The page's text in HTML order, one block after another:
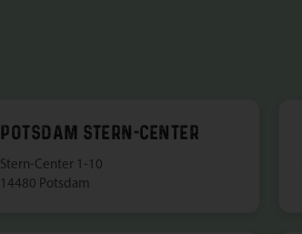
POTSDAM STERN-CENTER
Stern-Center 1-10
14480 Potsdam